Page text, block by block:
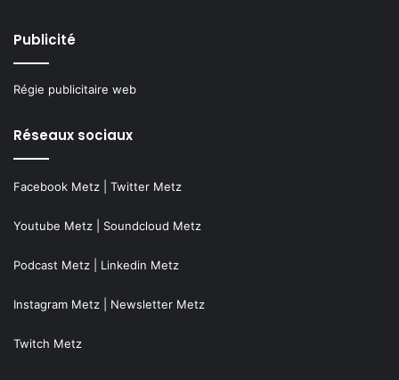
Publicité
Régie publicitaire web
Réseaux sociaux
Facebook Metz Twitter Metz
Youtube Metz Soundcloud Metz
Podcast Metz Linkedin Metz
Instagram Metz Newsletter Metz
Twitch Metz